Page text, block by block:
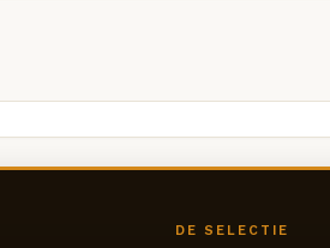
DE SELECTIE